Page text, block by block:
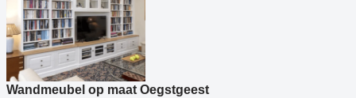
Wandmeubel op maat Oegstgeest